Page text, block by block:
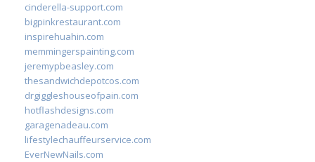
cinderella-support.com
bigpinkrestaurant.com
inspirehuahin.com
memmingerspainting.com
jeremypbeasley.com
thesandwichdepotcos.com
drgiggleshouseofpain.com
hotflashdesigns.com
garagenadeau.com
lifestylechauffeurservice.com
EverNewNails.com